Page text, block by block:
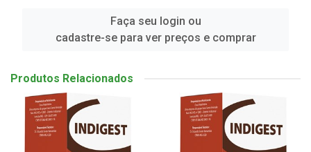
Faça seu login ou
cadastre-se para ver preços e comprar
Produtos Relacionados